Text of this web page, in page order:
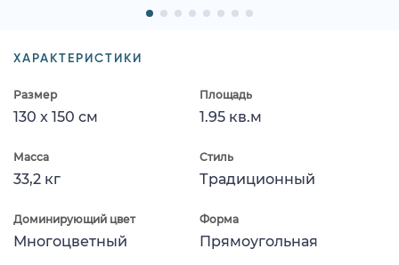
ХАРАКТЕРИСТИКИ
Размер
130 x 150 см
Площадь
1.95 кв.м
Масса
33,2 кг
Стиль
Традиционный
Доминирующий цвет
Многоцветный
Форма
Прямоугольная